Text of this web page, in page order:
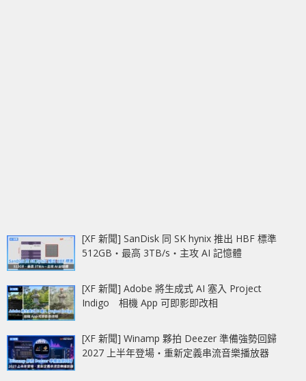
[XF 新聞] SanDisk 同 SK hynix 推出 HBF 標準
512GB‧最高 3TB/s‧主攻 AI 記憶體
[XF 新聞] Adobe 將生成式 AI 塞入 Project
Indigo 相機 App 可即影即改相
[XF 新聞] Winamp 夥拍 Deezer 準備強勢回歸
2027 上半年登場‧重新定義串流音樂播放器